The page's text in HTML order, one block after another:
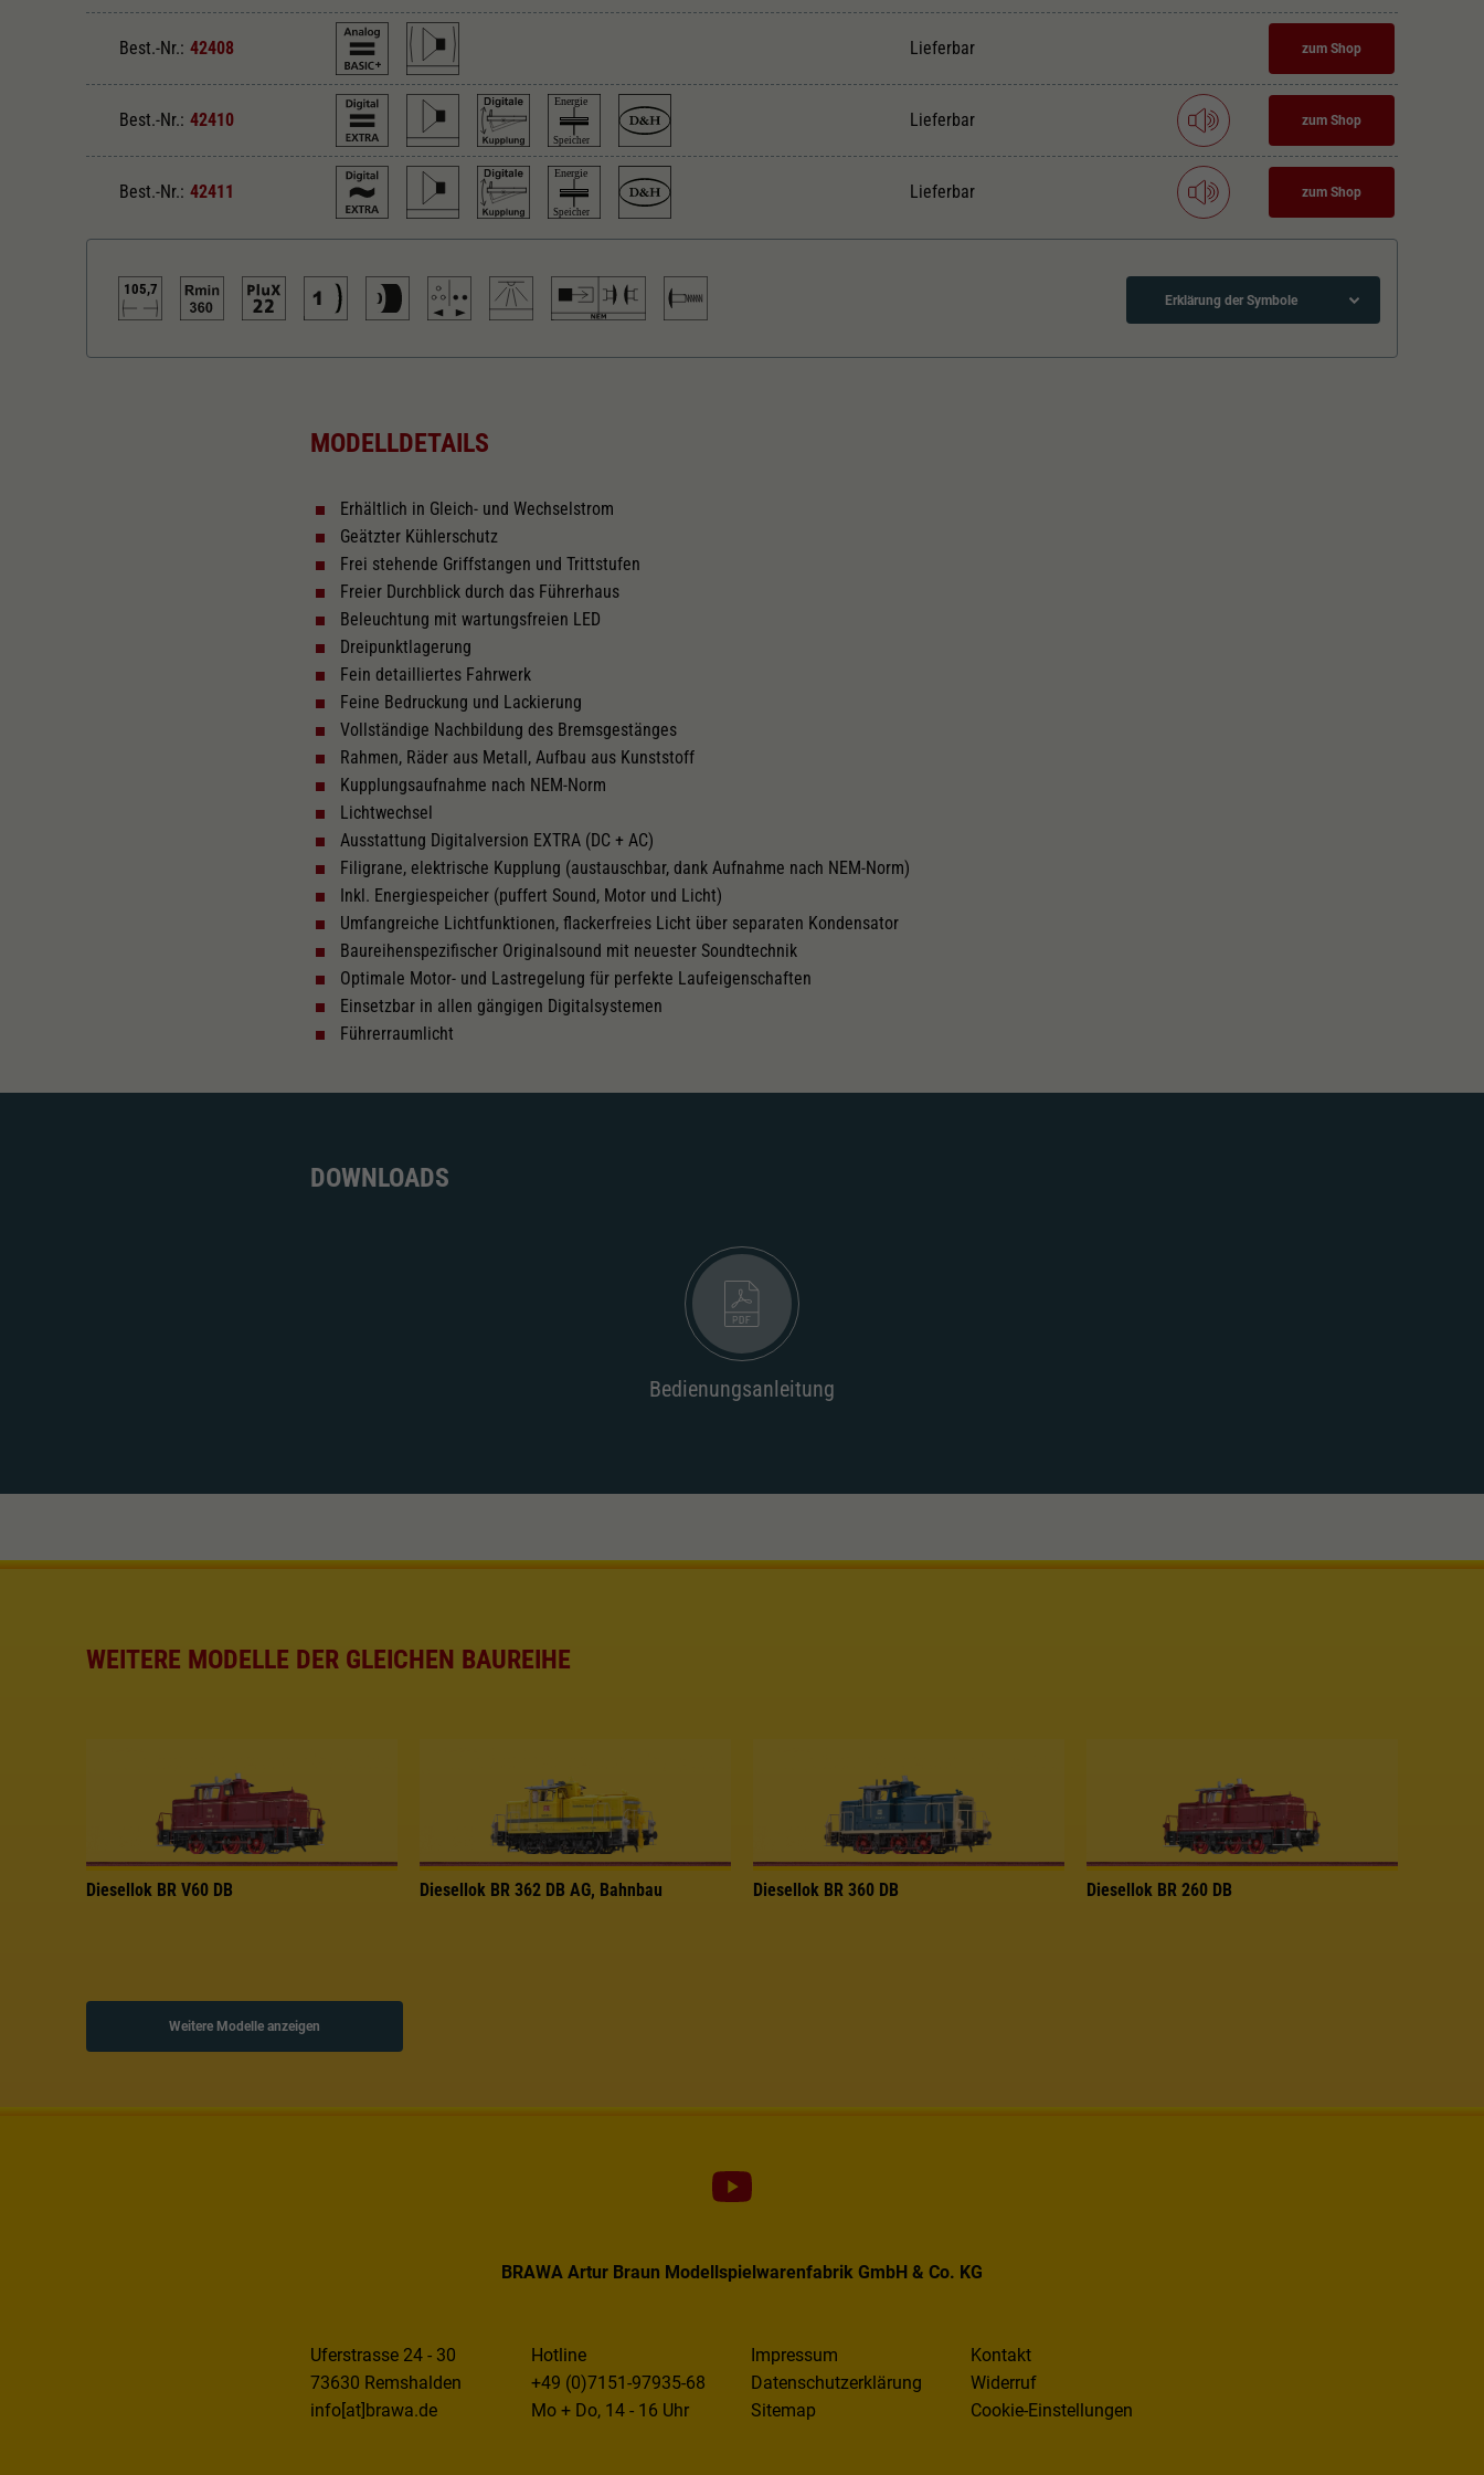
Best.-Nr.: 42408 Lieferbar zum Shop
Best.-Nr.: 42410 Lieferbar zum Shop
Best.-Nr.: 42411 Lieferbar zum Shop
105,7
Erklärung der Symbole
Digital fernsteuerbare Kupplung Energiespeicher
Mindestradius
Lichtwechsel
MODELLDETAILS
Erhältlich in Gleich- und Wechselstrom
Geätzter Kühlerschutz
Frei stehende Griffstangen und Trittstufen
Freier Durchblick durch das Führerhaus
Beleuchtung mit wartungsfreien LED
Dreipunktlagerung
Fein detailliertes Fahrwerk
Feine Bedruckung und Lackierung
Vollständige Nachbildung des Bremsgestänges
Rahmen, Räder aus Metall, Aufbau aus Kunststoff
Kupplungsaufnahme nach NEM-Norm
Lichtwechsel
Ausstattung Digitalversion EXTRA (DC + AC)
Filigrane, elektrische Kupplung (austauschbar, dank Aufnahme nach NEM-Norm)
Inkl. Energiespeicher (puffert Sound, Motor und Licht)
Umfangreiche Lichtfunktionen, flackerfreies Licht über separaten Kondensator
Baureihenspezifischer Originalsound mit neuester Soundtechnik
Optimale Motor- und Lastregelung für perfekte Laufeigenschaften
Einsetzbar in allen gängigen Digitalsystemen
Führerraumlicht
DOWNLOADS
Bedienungsanleitung
WEITERE MODELLE DER GLEICHEN BAUREIHE
Diesellok BR V60 DB Diesellok BR 362 DB AG, Bahnbau Diesellok BR 360 DB Diesellok BR 260 DB
Weitere Modelle anzeigen
BRAWA Artur Braun Modellspielwarenfabrik GmbH & Co. KG
Uferstrasse 24 - 30
73630 Remshalden
info[at]brawa.de
Hotline
+49 (0)7151-97935-68
Mo + Do, 14 - 16 Uhr
Impressum
Datenschutzerklärung
Sitemap
Kontakt
Widerruf
Cookie-Einstellungen
Einstellungen, falls der Webseiten-Betreiber dies